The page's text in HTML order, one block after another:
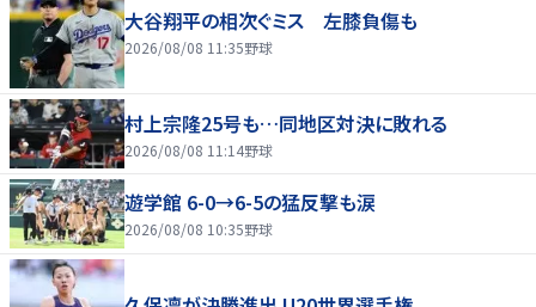
大谷翔平の相次ぐミス 左膝負傷も
2026/08/08 11:35野球
村上宗隆25号も…同地区対決に敗れる
2026/08/08 11:14野球
遊学館 6-0→6-5の猛反撃も涙
2026/08/08 10:35野球